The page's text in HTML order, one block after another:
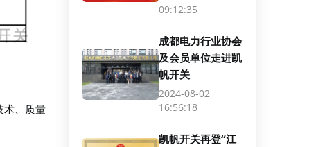
术、质量
09:12:35
成都电力行业协会
及会员单位走进凯
帆开关
2024-08-02
16:56:18
凯帆开关再登“江